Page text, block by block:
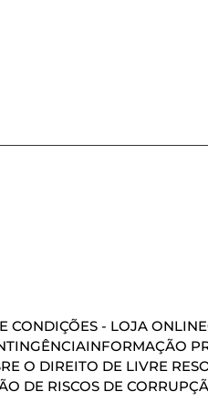
CONDIÇÕES - LOJA ONLINE
INFORMAÇÃO
O DIREITO DE LIVRE
DE RISCOS DE